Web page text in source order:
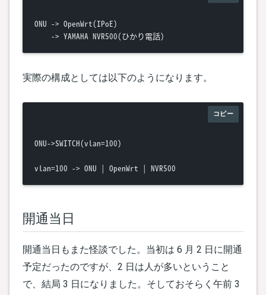
ONU -> OpenWrt(IPoE)
実際の構成としては以下のようになります。
コピー
ONU->SWITCH(vlan=100)
開通当日
開通当日もまた怪談でした。当初は 6 月 2 日に開通
予定だったのですが、2 日は人が多いということ
で、結局 3 日になりました。そしておそらく午前 3